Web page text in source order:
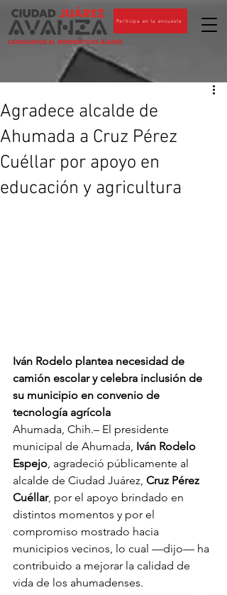
CIUDADANOS AL PENDIENTE DE JUÁREZ
Participa en la encuesta
Agradece alcalde de
Ahumada a Cruz Pérez
Cuéllar por apoyo en
educación y agricultura
Iván Rodelo plantea necesidad de
camión escolar y celebra inclusión de
su municipio en convenio de
tecnología agrícola
Ahumada, Chih.– El presidente
municipal de Ahumada, Iván Rodelo
Espejo, agradeció públicamente al
alcalde de Ciudad Juárez, Cruz Pérez
Cuéllar, por el apoyo brindado en
distintos momentos y por el
compromiso mostrado hacia
municipios vecinos, lo cual —dijo— ha
contribuido a mejorar la calidad de
vida de los ahumadenses.